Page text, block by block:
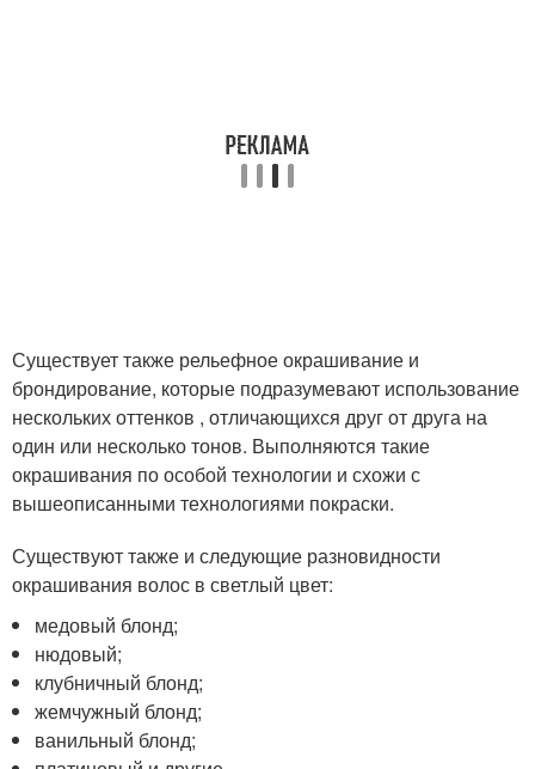
Существует также рельефное окрашивание и
брондирование, которые подразумевают использование
нескольких оттенков , отличающихся друг от друга на
один или несколько тонов. Выполняются такие
окрашивания по особой технологии и схожи с
вышеописанными технологиями покраски.
Существуют также и следующие разновидности
окрашивания волос в светлый цвет:
медовый блонд;
нюдовый;
клубничный блонд;
жемчужный блонд;
ванильный блонд;